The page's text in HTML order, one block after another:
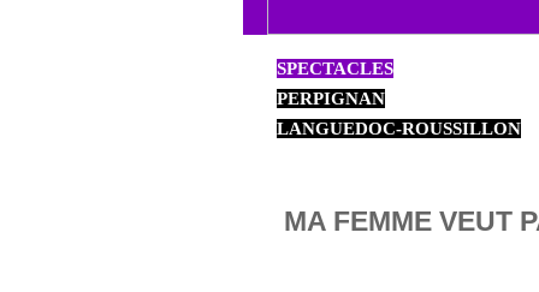
SPECTACLES
PERPIGNAN
LANGUEDOC-ROUSSILLON
MA FEMME VEUT